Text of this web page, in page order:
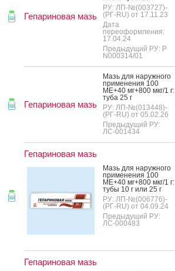
Гепариновая мазь
РУ: ЛП-№(003727)-
(РГ-RU) от 17.11.23
Дата
переоформления:
17.04.24
Предыдущий РУ: Р
N000314/01
Гепариновая мазь
Мазь для на­руж­но­го
при­мене­ния 100
МЕ+40 мг+800 мкг/1 г:
ту­ба 25 г
РУ: ЛП-№(013448)-
(РГ-RU) от 05.02.26
Предыдущий РУ:
ЛС-001434
Гепариновая мазь
Мазь для на­руж­но­го
при­мене­ния 100
МЕ+40 мг+800 мкг/1 г:
ту­бы 10 г или 25 г
РУ: ЛП-№(006776)-
(РГ-RU) от 04.09.24
Предыдущий РУ:
ЛС-000483
Гепариновая мазь